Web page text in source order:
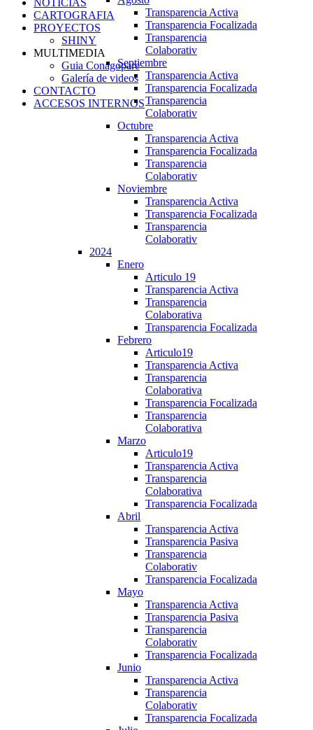
Transparencia Activa
Transparencia Focalizada
Transparencia
Colaborativ
Septiembre
Transparencia Activa
Transparencia Focalizada
Transparencia
Colaborativ
Octubre
Transparencia Activa
Transparencia Focalizada
Transparencia
Colaborativ
Noviembre
Transparencia Activa
Transparencia Focalizada
Transparencia
Colaborativ
2024
Enero
Articulo 19
Transparencia Activa
Transparencia
Colaborativa
Transparencia Focalizada
Febrero
Articulo19
Transparencia Activa
Transparencia
Colaborativa
Transparencia Focalizada
Transparencia
Colaborativa
Marzo
Articulo19
Transparencia Activa
Transparencia
Colaborativa
Transparencia Focalizada
Abril
Transparencia Activa
Transparencia Pasiva
Transparencia
Colaborativ
Transparencia Focalizada
Mayo
Transparencia Activa
Transparencia Pasiva
Transparencia
Colaborativ
Transparencia Focalizada
Junio
Transparencia Activa
Transparencia
Colaborativ
Transparencia Focalizada
NOTICIAS
CARTOGRAFIA
PROYECTOS
SHINY
MULTIMEDIA
Guia Conagopare
Galería de videos
CONTACTO
ACCESOS INTERNOS